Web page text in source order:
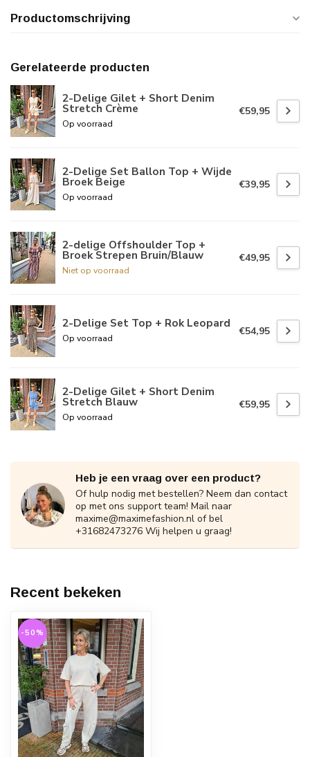
Productomschrijving
Gerelateerde producten
2-Delige Gilet + Short Denim
Stretch Crème
Op voorraad
€59,95
2-Delige Set Ballon Top + Wijde
Broek Beige
Op voorraad
€39,95
2-delige Offshoulder Top +
Broek Strepen Bruin/Blauw
Niet op voorraad
€49,95
2-Delige Set Top + Rok Leopard
Op voorraad
€54,95
2-Delige Gilet + Short Denim
Stretch Blauw
Op voorraad
€59,95
Heb je een vraag over een product?
Of hulp nodig met bestellen? Neem dan contact
op met ons support team! Mail naar
maxime@maximefashion.nl of bel
+31682473276 Wij helpen u graag!
Recent bekeken
-50%